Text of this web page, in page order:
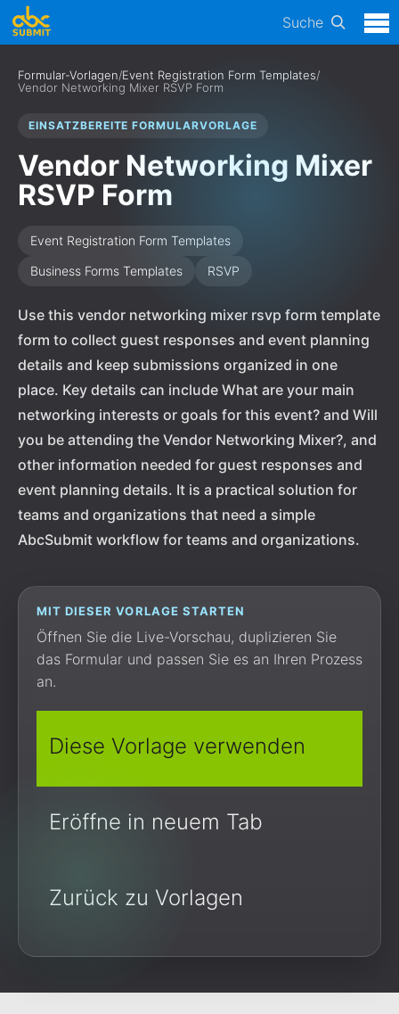
Suche
Formular-Vorlagen/Event Registration Form Templates/
Vendor Networking Mixer RSVP Form
EINSATZBEREITE FORMULARVORLAGE
Vendor Networking Mixer
RSVP Form
Event Registration Form Templates
Business Forms Templates
RSVP
Use this vendor networking mixer rsvp form template
form to collect guest responses and event planning
details and keep submissions organized in one
place. Key details can include What are your main
networking interests or goals for this event? and Will
you be attending the Vendor Networking Mixer?, and
other information needed for guest responses and
event planning details. It is a practical solution for
teams and organizations that need a simple
AbcSubmit workflow for teams and organizations.
MIT DIESER VORLAGE STARTEN
Öffnen Sie die Live-Vorschau, duplizieren Sie
das Formular und passen Sie es an Ihren Prozess
an.
Diese Vorlage verwenden
Eröffne in neuem Tab
Zurück zu Vorlagen